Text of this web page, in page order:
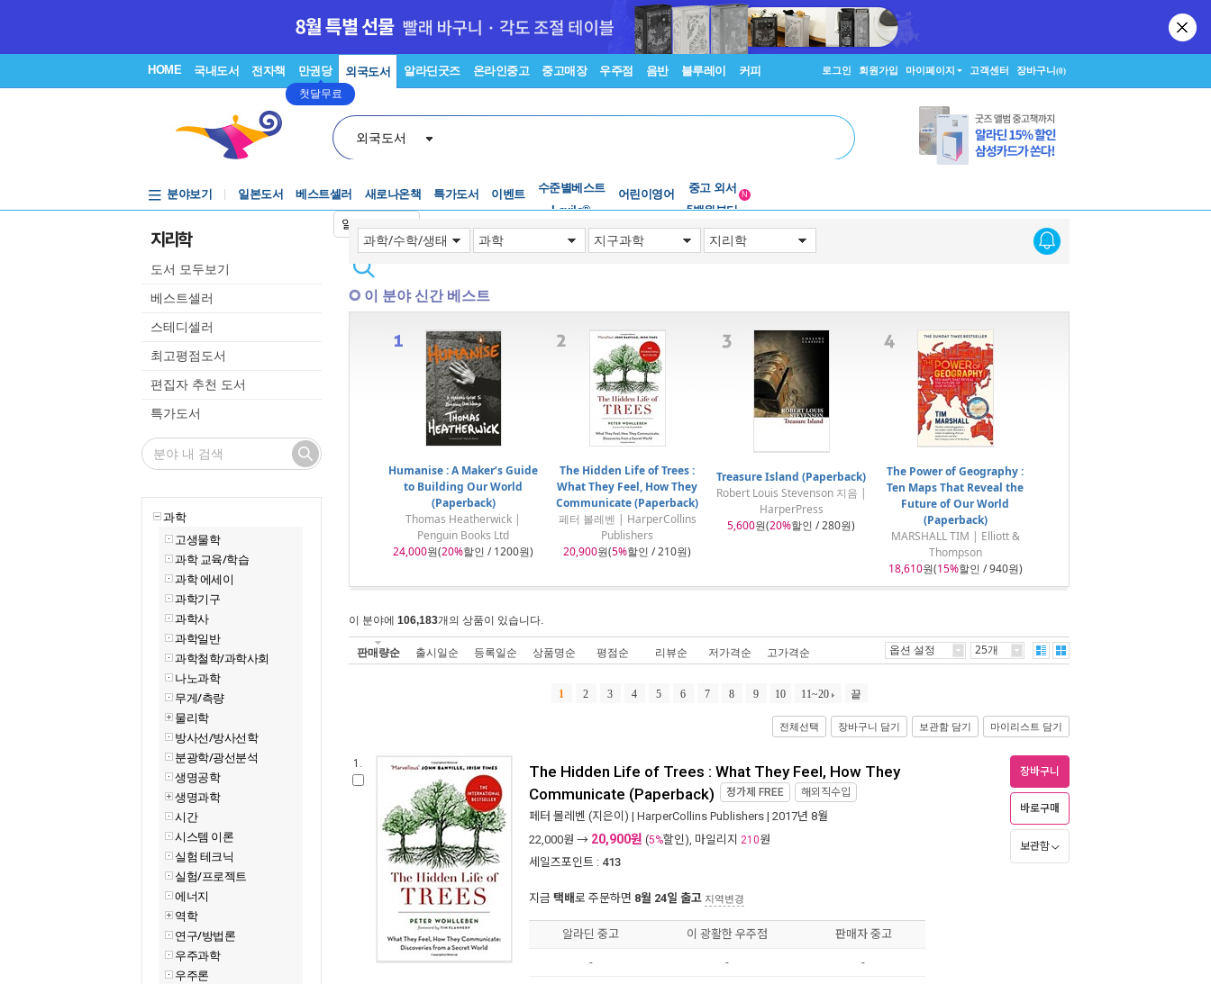
HOME 국내도서 전자책 만권당
첫달무료
외국도서 알라딘굿즈 온라인중고 중고매장 우주점 음반 블루레이 커피 로그인 회원가입 마이페이지 고객센터 장바구니(0)
외국도서
일본어입력기
분야보기 일본도서 베스트셀러 새로나온책 특가도서 이벤트
Lexile®
어린이영어
5백원부터
N
지리학
도서 모두보기
베스트셀러
스테디셀러
최고평점도서
편집자 추천 도서
특가도서
과학
고생물학
과학 교육/학습
과학 에세이
과학기구
과학사
과학일반
과학철학/과학사회
나노과학
무게/측량
물리학
방사선/방사선학
분광학/광선분석
생명공학
생명과학
시간
시스템 이론
실험 테크닉
실험/프로젝트
에너지
역학
연구/방법론
우주과학
우주론
이 분야 신간 베스트
Humanise : A Maker’s Guide
to Building Our World
(Paperback)
Thomas Heatherwick |
Penguin Books Ltd
24,000원(20%할인 / 1200원)
The Hidden Life of Trees :
What They Feel, How They
Communicate (Paperback)
페터 볼레벤 | HarperCollins
Publishers
20,900원(5%할인 / 210원)
Treasure Island (Paperback)
Robert Louis Stevenson 지음 |
HarperPress
5,600원(20%할인 / 280원)
The Power of Geography :
Ten Maps That Reveal the
Future of Our World
(Paperback)
MARSHALL TIM | Elliott &
Thompson
18,610원(15%할인 / 940원)
이 분야에 106,183개의 상품이 있습니다.
판매량순 출시일순 등록일순 상품명순 평점순 리뷰순 저가격순 고가격순 옵션 설정 25개
1 2 3 4 5 6 7 8 9 10 11~20 끝
전체선택 장바구니 담기 보관함 담기 마이리스트 담기
1. The Hidden Life of Trees : What They Feel, How They
Communicate (Paperback) 정가제 FREE 해외직수입
페터 볼레벤 (지은이) | HarperCollins Publishers | 2017년 8월
22,000원 → 20,900원 (5%할인), 마일리지 210원
세일즈포인트 : 413
지금 택배로 주문하면 8월 24일 출고 지역변경
장바구니
바로구매
보관함
알라딘 중고 이 광활한 우주점 판매자 중고
- - -